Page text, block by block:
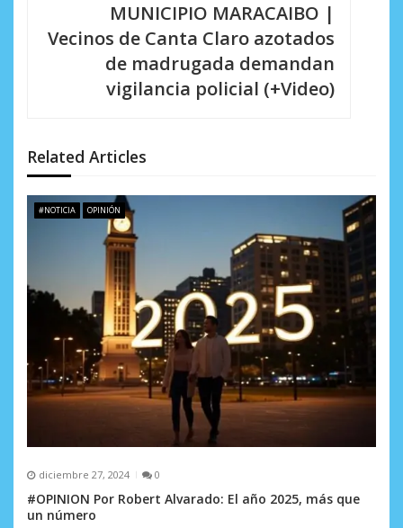
d
e
e
t
a
d
s
MUNICIPIO MARACAIBO |
Vecinos de Canta Claro azotados
de madrugada demandan
vigilancia policial (+Video)
Related Articles
#NOTICIA OPINIÓN
diciembre 27, 2024 0
#OPINION Por Robert Alvarado: El año 2025, más que
un número